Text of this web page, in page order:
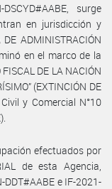
surge
en jurisdicción y
ADMINISTRACIÓN
en el marco de la
DE LA NACIÓN
(EXTINCIÓN DE
y Comercial N°10
efectuados por
de esta Agencia,
e IF-2021-